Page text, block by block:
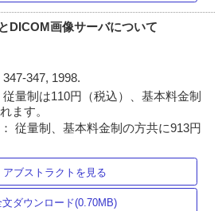
DICOM画像サーバについて
347-347, 1998.
量制は110円（税込）、基本料金制
ます。
従量制、基本料金制の方共に913円
アブストラクトを見る
文ダウンロード(0.70MB)